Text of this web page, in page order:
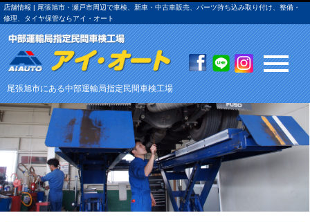
店舗情報 | 尾張旭市・瀬戸市周辺で車検、新車・中古車販売、パーツ持ち込み取り付け、整備・
修理、タイヤ保管ならアイ・オート
尾張旭市にある中部運輸局指定民間車検工場